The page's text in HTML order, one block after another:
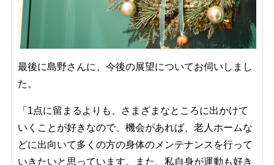
最後に島野さんに、今後の展望についてお伺いしまし
た。
「1点に留まるよりも、さまざまなところに出かけて
いくことが好きなので、機会があれば、老人ホームな
どに出向いて多くの方の身体のメンテナンスを行って
いきたいと思っています。また、私自身が運動も好き